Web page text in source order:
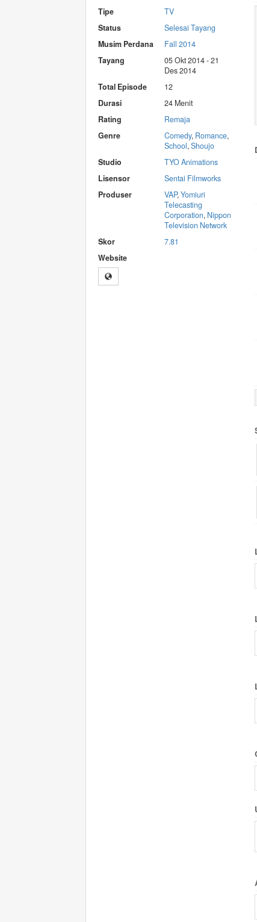
Tipe
TV
Status
Selesai Tayang
Musim Perdana
Fall 2014
Tayang
05 Okt 2014 - 21
Des 2014
Total Episode
12
Durasi
24 Menit
Rating
Remaja
Genre
Comedy, Romance,
School,Shoujo
Studio
TYO Animations
Lisensor
Sentai Filmworks
Produser
VAP,Yomiuri
Telecasting
Corporation, Nippon
Television Network
Skor
7.81
Website